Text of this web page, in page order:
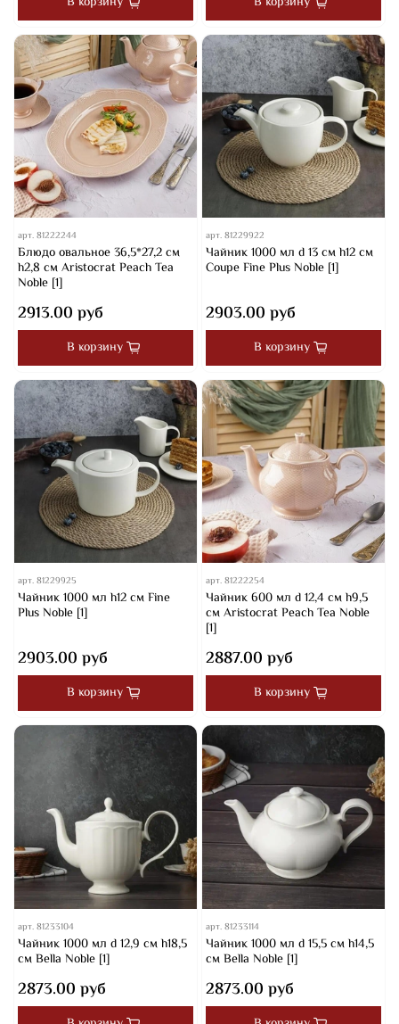
арт.81222244
Блюдо овальное 36,5*27,2 см
h2,8 см Aristocrat Peach Tea
Noble [1]
2913.00 руб
В корзину
арт.81229922
Чайник 1000 мл d 13 см h12 см
Coupe Fine Plus Noble [1]
2903.00 руб
В корзину
арт.81229925
Чайник 1000 мл h12 см Fine
Plus Noble [1]
2903.00 руб
В корзину
арт.81222254
Чайник 600 мл d 12,4 см h9,5
см Aristocrat Peach Tea Noble
[1]
2887.00 руб
В корзину
арт.81233104
Чайник 1000 мл d 12,9 см h18,5
см Bella Noble [1]
2873.00 руб
арт.81233114
Чайник 1000 мл d 15,5 см h14,5
см Bella Noble [1]
2873.00 руб